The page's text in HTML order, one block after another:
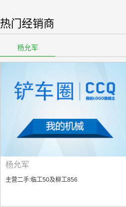
热门经销商
杨允军
杨允军
主营二手:临工50及柳工856